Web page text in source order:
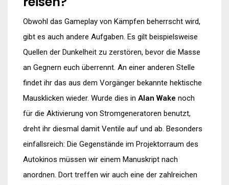
Obwohl das Gameplay von Kämpfen beherrscht wird,
gibt es auch andere Aufgaben. Es gilt beispielsweise
Quellen der Dunkelheit zu zerstören, bevor die Masse
an Gegnern euch überrennt. An einer anderen Stelle
findet ihr das aus dem Vorgänger bekannte hektische
Mausklicken wieder. Wurde dies in Alan Wake noch
für die Aktivierung von Stromgeneratoren benutzt,
dreht ihr diesmal damit Ventile auf und ab. Besonders
einfallsreich: Die Gegenstände im Projektorraum des
Autokinos müssen wir einem Manuskript nach
anordnen. Dort treffen wir auch eine der zahlreichen